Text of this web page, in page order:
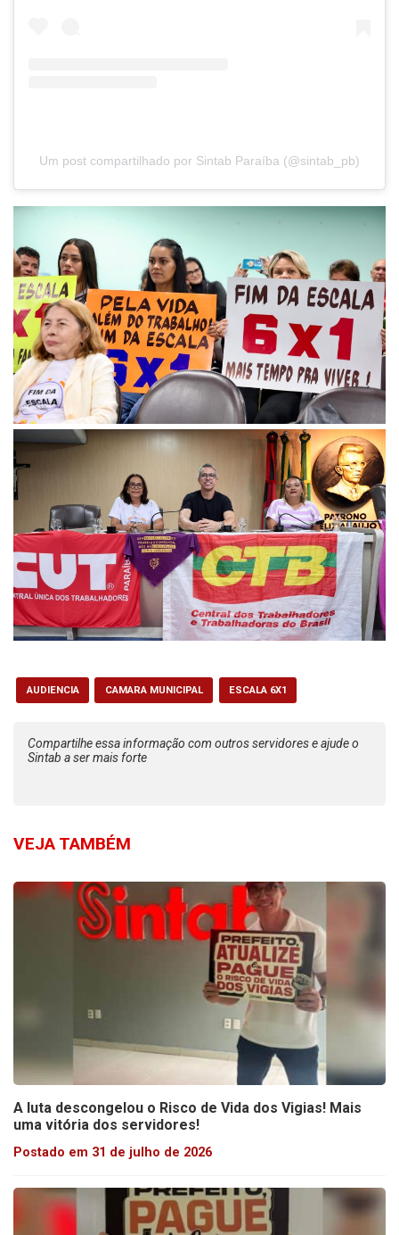
Um post compartilhado por Sintab Paraíba (@sintab_pb)
AUDIENCIA CAMARA MUNICIPAL ESCALA 6X1
Compartilhe essa informação com outros servidores e ajude o
Sintab a ser mais forte
VEJA TAMBÉM
A luta descongelou o Risco de Vida dos Vigias! Mais
uma vitória dos servidores!
Postado em 31 de julho de 2026